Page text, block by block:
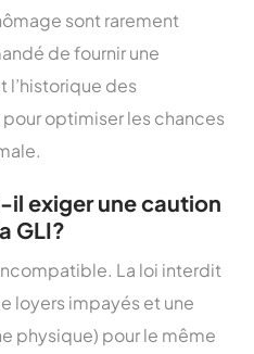
sont rarement
de fournir une
l’historique des
optimiser les chances
exiger une caution
GLI?
La loi interdit
loyers impayés et une
physique) pour le même